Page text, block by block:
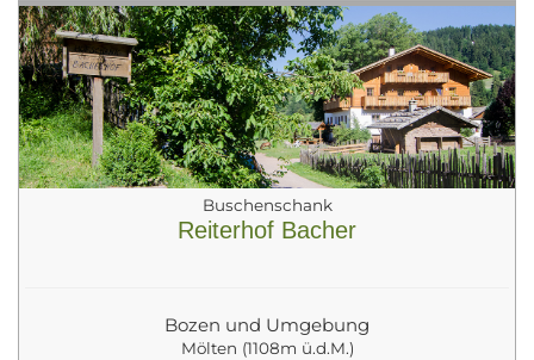
Buschenschank
Reiterhof Bacher
Bozen und Umgebung
Mölten (1108m ü.d.M.)